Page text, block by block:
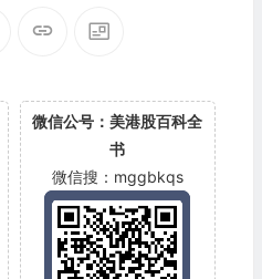
微信公号：美港股百科全
书
微信搜：mggbkqs